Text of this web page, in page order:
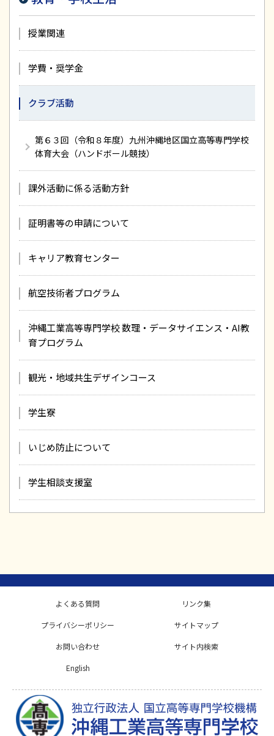
授業関連
学費・奨学金
クラブ活動
第６３回（令和８年度）九州沖縄地区国立高等専門学校
体育大会（ハンドボール競技）
課外活動に係る活動方針
証明書等の申請について
キャリア教育センター
航空技術者プログラム
沖縄工業高等専門学校 数理・データサイエンス・AI教
育プログラム
観光・地域共生デザインコース
学生寮
いじめ防止について
学生相談支援室
よくある質問 リンク集
プライバシーポリシー サイトマップ
お問い合わせ サイト内検索
English